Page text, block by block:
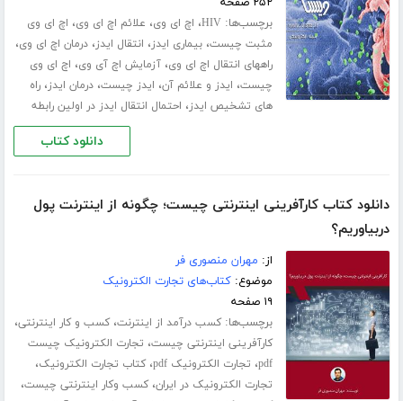
برچسب‌ها:HIV، اچ ای وی، علائم اچ ای وی، اچ ای وی
مثبت چیست،بیماری ایدز، انتقال ایدز،درمان اچ ای وی،
راههای انتقال اچ ای وی،آزمایش اچ آی وی، اچ ای وی
چیست، ایدز و علائم آن، ایدز چیست،درمان ایدز،راه
های تشخیص ایدز، احتمال انتقال ایدز در اولین رابطه
دانلود کتاب
دانلود کتاب کارآفرینی اینترنتی چیست؛ چگونه از اینترنت پول
دربیاوریم؟
از: مهران منصوری فر
موضوع:کتاب‌های تجارت الکترونیک
۱۹ صفحه
برچسب‌ها:کسب درآمد از اینترنت،کسب و کار اینترنتی،
کارآفرینی اینترنتی چیست، تجارت الکترونیک چیست
pdf، تجارت الکترونیک pdf ،کتاب تجارت الکترونیک،
تجارت الکترونیک در ایران،کسب وکار اینترنتی چیست،